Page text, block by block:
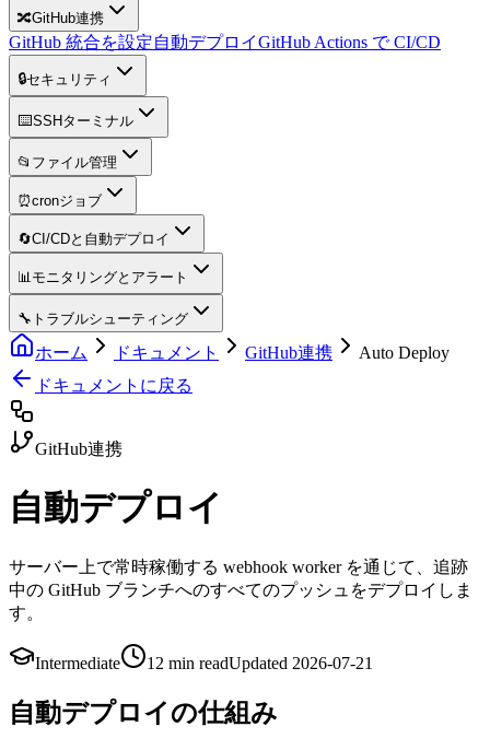
🔀GitHub連携
GitHub 統合を設定自動デプロイGitHub Actions で CI/CD
🔒セキュリティ
⌨️SSHターミナル
📂 ファイル管理
⏰cronジョブ
🔄CI/CDと自動デプロイ
📊モニタリングとアラート
🔧 トラブルシューティング
ホーム ドキュメント GitHub連携
Auto Deploy
ドキュメントに戻る
GitHub連携
自動デプロイ
サーバー上で常時稼働する webhook worker を通じて、追跡
中の GitHub ブランチへのすべてのプッシュをデプロイしま
す。
Intermediate 12 min readUpdated 2026-07-21
自動デプロイの仕組み